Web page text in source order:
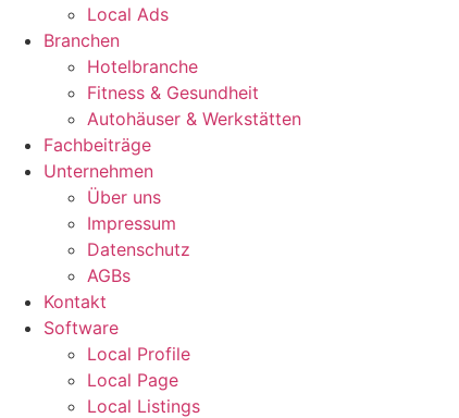
Local Ads
Branchen
Hotelbranche
Fitness & Gesundheit
Autohäuser & Werkstätten
Fachbeiträge
Unternehmen
Über uns
Impressum
Datenschutz
AGBs
Kontakt
Software
Local Profile
Local Page
Local Listings